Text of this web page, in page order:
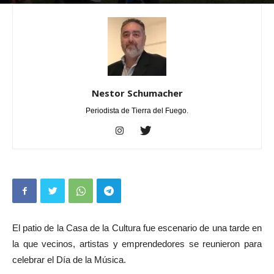
Por Nestor Schumacher - noviembre 24, 2025 0
Nestor Schumacher
Periodista de Tierra del Fuego.
El patio de la Casa de la Cultura fue escenario de una tarde en
la que vecinos, artistas y emprendedores se reunieron para
celebrar el Día de la Música.